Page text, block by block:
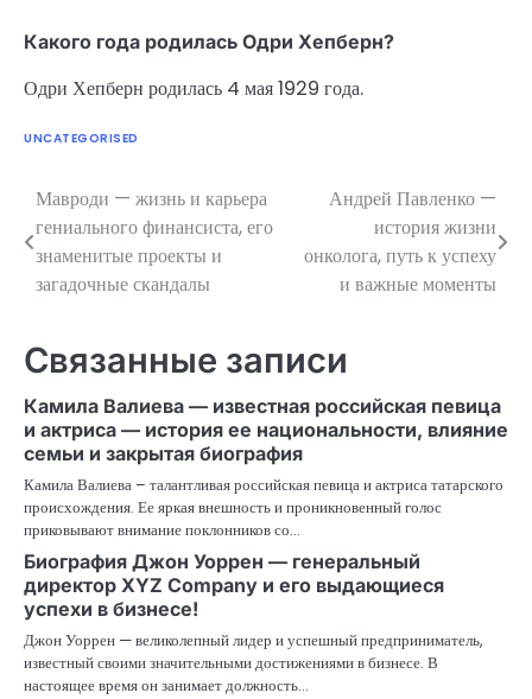
Какого года родилась Одри Хепберн?
Одри Хепберн родилась 4 мая 1929 года.
UNCATEGORISED
Навигация
по
записям
Мавроди — жизнь и карьера
гениального финансиста, его
знаменитые проекты и
загадочные скандалы
Андрей Павленко —
история жизни
онколога, путь к успеху
и важные моменты
Связанные записи
Камила Валиева — известная российская певица
и актриса — история ее национальности, влияние
семьи и закрытая биография
Камила Валиева – талантливая российская певица и актриса татарского
происхождения. Ее яркая внешность и проникновенный голос
приковывают внимание поклонников со…
Биография Джон Уоррен — генеральный
директор XYZ Company и его выдающиеся
успехи в бизнесе!
Джон Уоррен — великолепный лидер и успешный предприниматель,
известный своими значительными достижениями в бизнесе. В
настоящее время он занимает должность…